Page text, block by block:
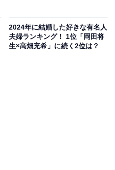
2024年に結婚した好きな有名人
夫婦ランキング！ 1位「岡田将
生×高畑充希」に続く2位は？